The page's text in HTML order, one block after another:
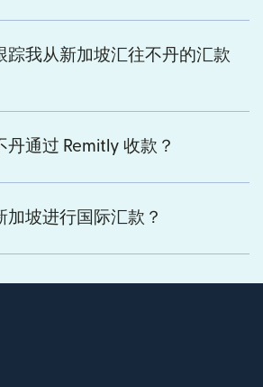
踪我从新加坡汇往不丹的汇款
丹通过 Remitly 收款？
加坡进行国际汇款？